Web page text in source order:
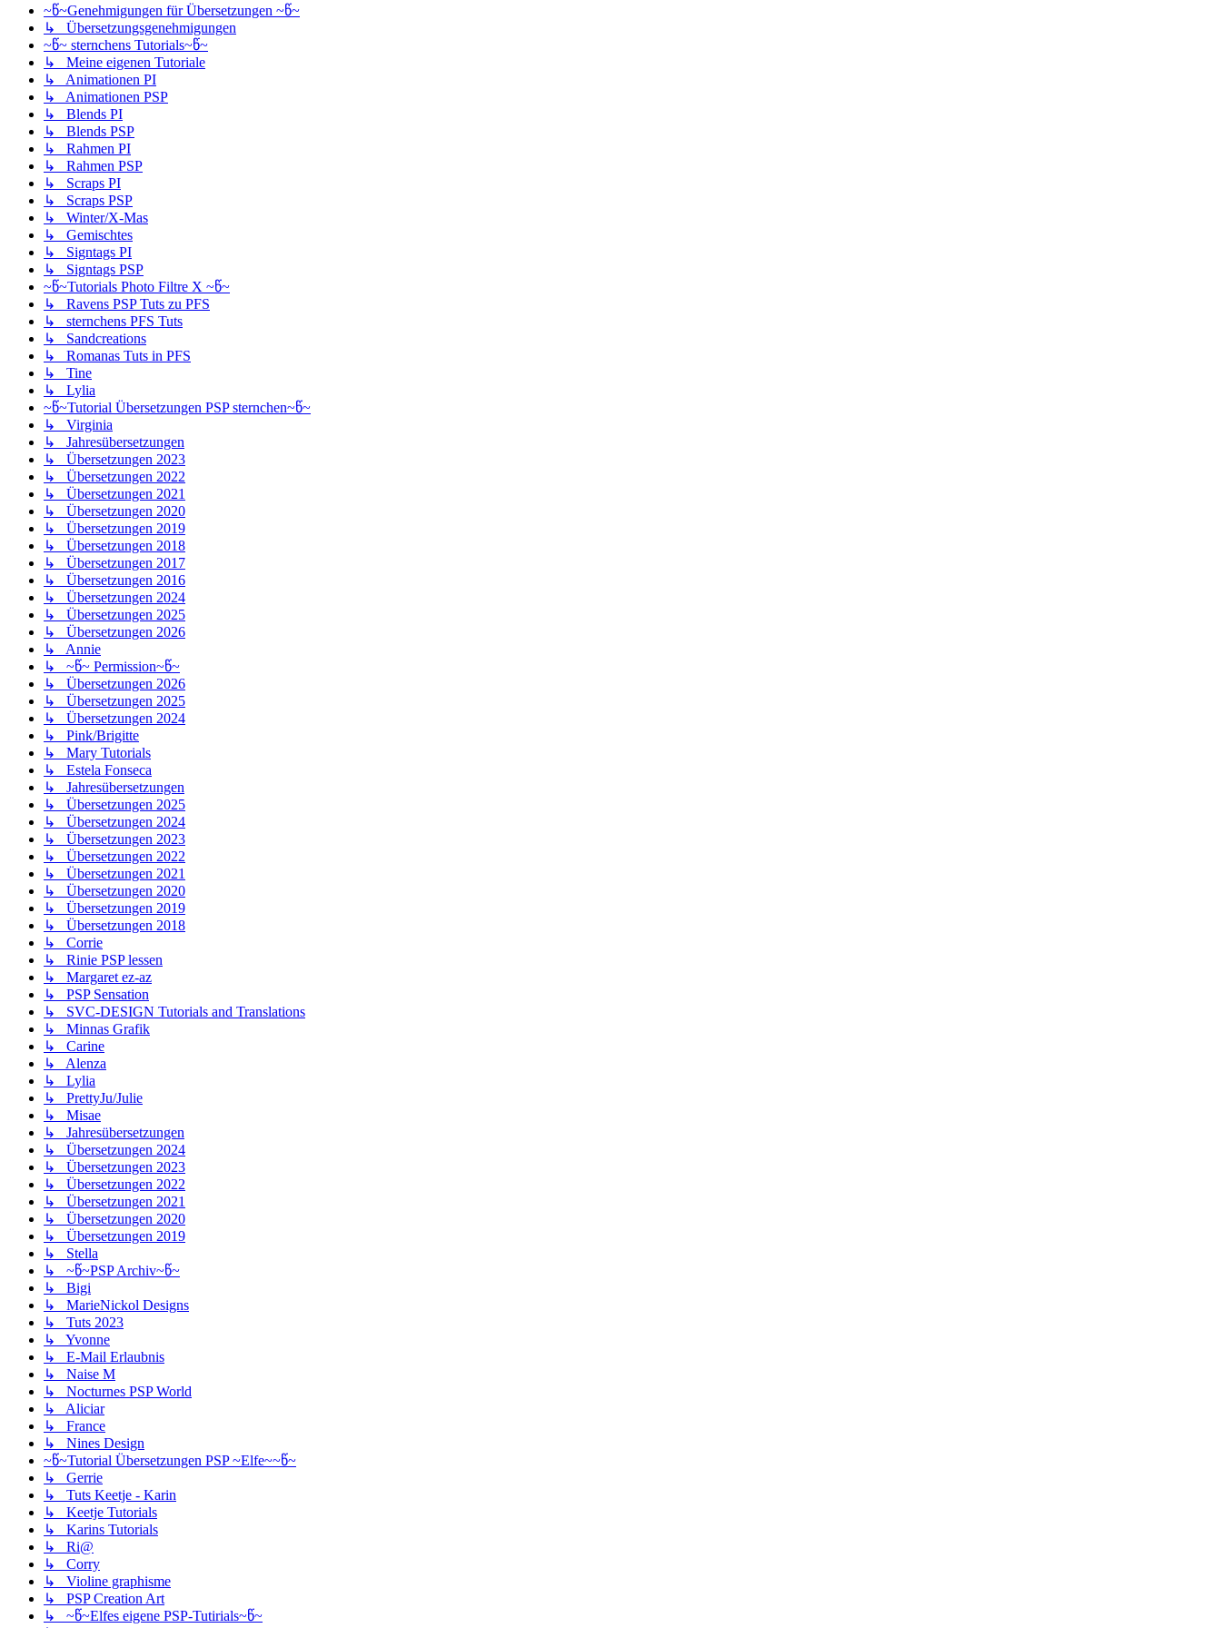
~წ~Genehmigungen für Übersetzungen ~წ~
↳ Übersetzungsgenehmigungen
~წ~ sternchens Tutorials~წ~
↳ Meine eigenen Tutoriale
↳ Animationen PI
↳ Animationen PSP
↳ Blends PI
↳ Blends PSP
↳ Rahmen PI
↳ Rahmen PSP
↳ Scraps PI
↳ Scraps PSP
↳ Winter/X-Mas
↳ Gemischtes
↳ Signtags PI
↳ Signtags PSP
~წ~Tutorials Photo Filtre X ~წ~
↳ Ravens PSP Tuts zu PFS
↳ sternchens PFS Tuts
↳ Sandcreations
↳ Romanas Tuts in PFS
↳ Tine
↳ Lylia
~წ~Tutorial Übersetzungen PSP sternchen~წ~
↳ Virginia
↳ Jahresübersetzungen
↳ Übersetzungen 2023
↳ Übersetzungen 2022
↳ Übersetzungen 2021
↳ Übersetzungen 2020
↳ Übersetzungen 2019
↳ Übersetzungen 2018
↳ Übersetzungen 2017
↳ Übersetzungen 2016
↳ Übersetzungen 2024
↳ Übersetzungen 2025
↳ Übersetzungen 2026
↳ Annie
↳ ~წ~ Permission~წ~
↳ Übersetzungen 2026
↳ Übersetzungen 2025
↳ Übersetzungen 2024
↳ Pink/Brigitte
↳ Mary Tutorials
↳ Estela Fonseca
↳ Jahresübersetzungen
↳ Übersetzungen 2025
↳ Übersetzungen 2024
↳ Übersetzungen 2023
↳ Übersetzungen 2022
↳ Übersetzungen 2021
↳ Übersetzungen 2020
↳ Übersetzungen 2019
↳ Übersetzungen 2018
↳ Corrie
↳ Rinie PSP lessen
↳ Margaret ez-az
↳ PSP Sensation
↳ SVC-DESIGN Tutorials and Translations
↳ Minnas Grafik
↳ Carine
↳ Alenza
↳ Lylia
↳ PrettyJu/Julie
↳ Misae
↳ Jahresübersetzungen
↳ Übersetzungen 2024
↳ Übersetzungen 2023
↳ Übersetzungen 2022
↳ Übersetzungen 2021
↳ Übersetzungen 2020
↳ Übersetzungen 2019
↳ Stella
↳ ~წ~PSP Archiv~წ~
↳ Bigi
↳ MarieNickol Designs
↳ Tuts 2023
↳ Yvonne
↳ E-Mail Erlaubnis
↳ Naise M
↳ Nocturnes PSP World
↳ Aliciar
↳ France
↳ Nines Design
~წ~Tutorial Übersetzungen PSP ~Elfe~~წ~
↳ Gerrie
↳ Tuts Keetje - Karin
↳ Keetje Tutorials
↳ Karins Tutorials
↳ Ri@
↳ Corry
↳ Violine graphisme
↳ PSP Creation Art
↳ ~წ~Elfes eigene PSP-Tutirials~წ~